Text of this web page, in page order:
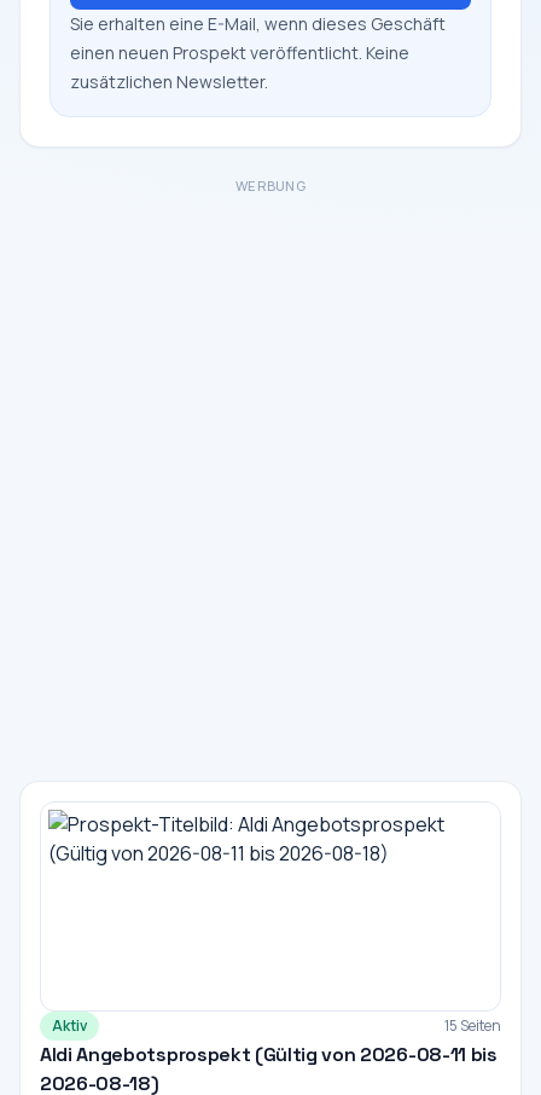
Sie erhalten eine E-Mail, wenn dieses Geschäft
einen neuen Prospekt veröffentlicht. Keine
zusätzlichen Newsletter.
WERBUNG
Aktiv 15 Seiten
Aldi Angebotsprospekt (Gültig von 2026-08-11 bis
2026-08-18)